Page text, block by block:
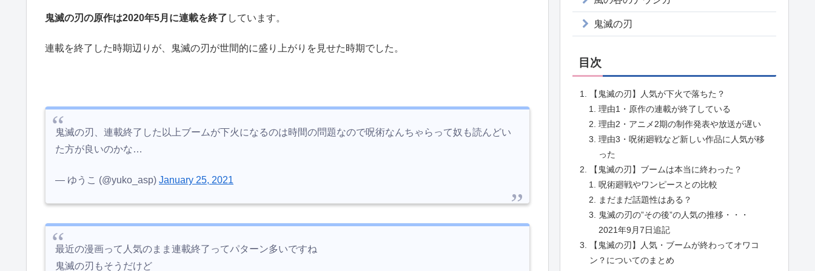
鬼滅の刃の原作は2020年5月に連載を終了 しています。
連載を終了した時期辺りが、鬼滅の刃が世間的に盛り上がりを見せた時期でした。
鬼滅の刃、連載終了した以上ブームが下火になるのは時間の問題なので呪術なんちゃらって奴も読んどい
た方が良いのかな…
— ゆうこ (@yuko_asp) January 25, 2021
最近の漫画って人気のまま連載終了ってパターン多いですね
鬼滅の刃もそうだけど
鬼滅の刃
目次
【鬼滅の刃】人気が下火で落ちた？
理由1・原作の連載が終了している
理由2・アニメ2期の制作発表や放送が遅い
理由3・呪術廻戦など新しい作品に人気が移
った
【鬼滅の刃】ブームは本当に終わった？
呪術廻戦やワンピースとの比較
まだまだ話題性はある？
鬼滅の刃の”その後”の人気の推移・・・
2021年9月7日追記
【鬼滅の刃】人気・ブームが終わってオワコ
ン？についてのまとめ